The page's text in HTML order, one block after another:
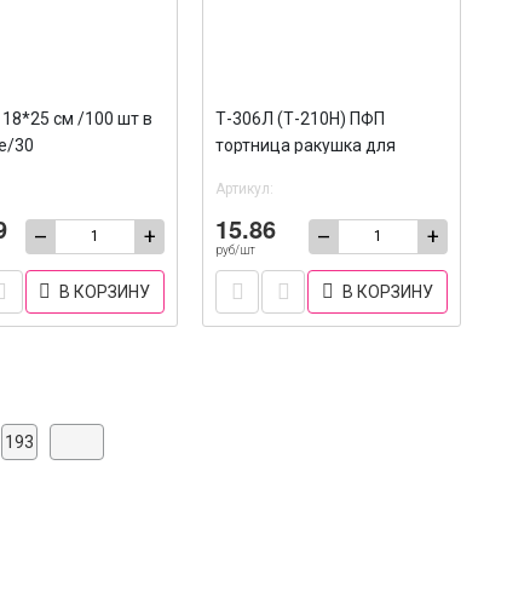
18*25 см /100 шт в
30
– +
В КОРЗИНУ
Т-306Л (Т-210Н) ПФП
тортница ракушка для
Артикул:
15.86
руб/шт
– +
В КОРЗИНУ
193